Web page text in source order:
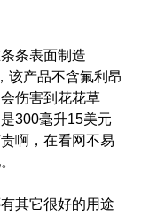
条表面制造
该产品不含氟利昂
伤害到花花草
300毫升15美元
啊，在看网不易
其它很好的用途